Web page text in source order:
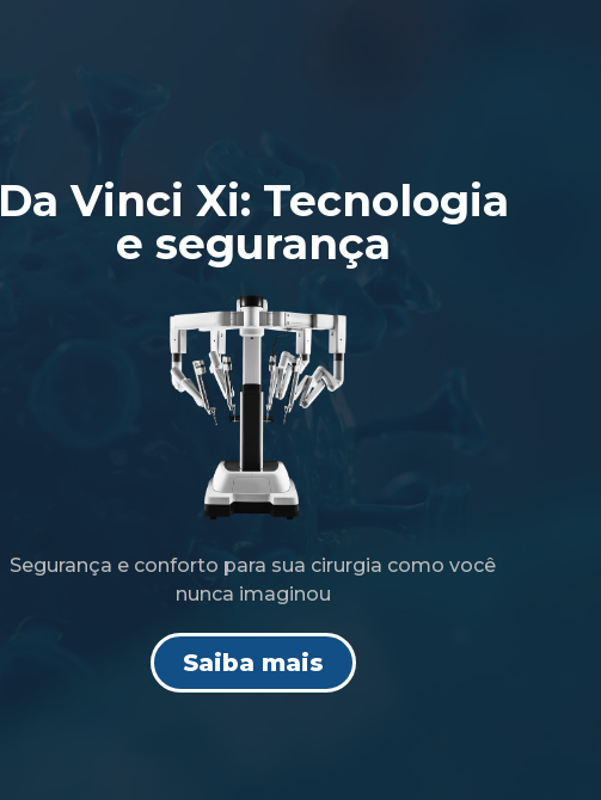
Da Vinci Xi: Tecnologia
e segurança
Segurança e conforto para sua cirurgia como você
nunca imaginou
Saiba mais